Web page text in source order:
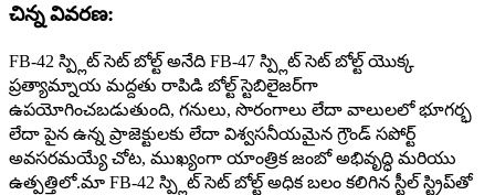
చిన్న వివరణ:
FB-42 స్ప్లిట్ సెట్ బోల్ట్ అనేది FB-47 స్ప్లిట్ సెట్ బోల్ట్ యొక్క
ప్రత్యామ్నాయ మద్దతు రాపిడి బోల్ట్ స్టెబిలైజర్‌గా
ఉపయోగించబడుతుంది, గనులు, సొరంగాలు లేదా వాలులలో భూగర్భ
లేదా పైన ఉన్న ప్రాజెక్టులకు లేదా విశ్వసనీయమైన గ్రౌండ్ సపోర్ట్
అవసరమయ్యే చోట, ముఖ్యంగా యాంత్రిక జంబో అభివృద్ధి మరియు
ఉత్పత్తిలో.మా FB-42 స్ప్లిట్ సెట్ బోల్ట్ అధిక బలం కలిగిన స్టీల్ స్ట్రిప్‌తో